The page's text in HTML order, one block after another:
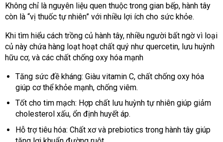
Không chỉ là nguyên liệu quen thuộc trong gian bếp, hành tây
còn là “vị thuốc tự nhiên” với nhiều lợi ích cho sức khỏe.
Khi tìm hiểu cách trồng củ hành tây, nhiều người bất ngờ vì loại
củ này chứa hàng loạt hoạt chất quý như quercetin, lưu huỳnh
hữu cơ, và các chất chống oxy hóa mạnh
Tăng sức đề kháng: Giàu vitamin C, chất chống oxy hóa
giúp cơ thể khỏe mạnh, chống viêm.
Tốt cho tim mạch: Hợp chất lưu huỳnh tự nhiên giúp giảm
cholesterol xấu, ổn định huyết áp.
Hỗ trợ tiêu hóa: Chất xơ và prebiotics trong hành tây giúp